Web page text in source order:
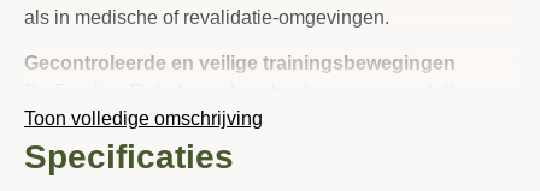
als in medische of revalidatie-omgevingen.
Gecontroleerde en veilige trainingsbewegingen
kabel- en gewichtstack-systeem waarmee je een breed
scala aan oefeningen kunt uitvoeren ? van lage-impact
revalidatie-bewegingen tot functionele krachttraining voor
Toon volledige omschrijving
Specificaties